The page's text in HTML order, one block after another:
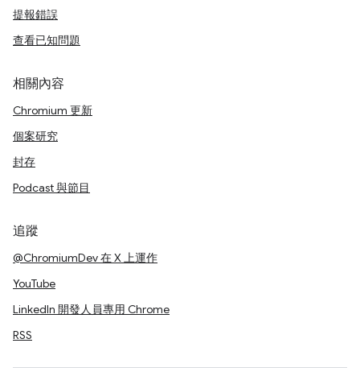
提報錯誤
查看已知問題
相關內容
Chromium 更新
個案研究
封存
Podcast 與節目
追蹤
@ChromiumDev 在 X 上運作
YouTube
LinkedIn 開發人員專用 Chrome
RSS